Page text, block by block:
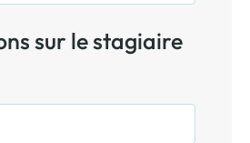
sur le stagiaire